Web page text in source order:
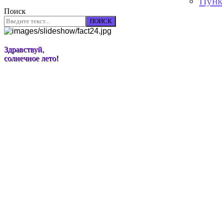
Поиск
ПОИСК
Здравствуй,
солнечное лето!